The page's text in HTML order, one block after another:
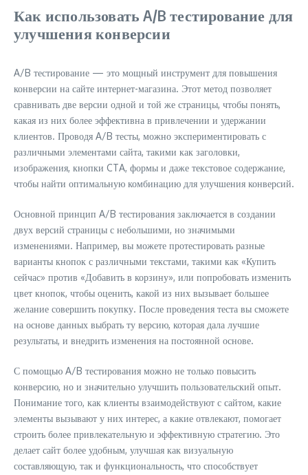
Как использовать A/B тестирование для
улучшения конверсии
A/B тестирование — это мощный инструмент для повышения
конверсии на сайте интернет-магазина. Этот метод позволяет
сравнивать две версии одной и той же страницы, чтобы понять,
какая из них более эффективна в привлечении и удержании
клиентов. Проводя A/B тесты, можно экспериментировать с
различными элементами сайта, такими как заголовки,
изображения, кнопки CTA, формы и даже текстовое содержание,
чтобы найти оптимальную комбинацию для улучшения конверсий.
Основной принцип A/B тестирования заключается в создании
двух версий страницы с небольшими, но значимыми
изменениями. Например, вы можете протестировать разные
варианты кнопок с различными текстами, такими как «Купить
сейчас» против «Добавить в корзину», или попробовать изменить
цвет кнопок, чтобы оценить, какой из них вызывает большее
желание совершить покупку. После проведения теста вы сможете
на основе данных выбрать ту версию, которая дала лучшие
результаты, и внедрить изменения на постоянной основе.
С помощью A/B тестирования можно не только повысить
конверсию, но и значительно улучшить пользовательский опыт.
Понимание того, как клиенты взаимодействуют с сайтом, какие
элементы вызывают у них интерес, а какие отвлекают, помогает
строить более привлекательную и эффективную стратегию. Это
делает сайт более удобным, улучшая как визуальную
составляющую, так и функциональность, что способствует